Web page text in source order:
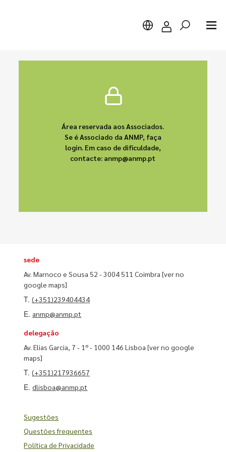
Área reservada aos Associados.
Se é Associado da ANMP, faça
login. Em caso de dificuldade,
contacte: anmp@anmp.pt
sede
Av. Marnoco e Sousa 52 - 3004 511 Coimbra[ver no
google maps]
T.(+351)239404434
E. anmp@anmp.pt
delegação
Av. Elias Garcia, 7 - 1º - 1000 146 Lisboa[ver no google
maps]
T.(+351)217936657
E.dlisboa@anmp.pt
Sugestões
Questões frequentes
Política de Privacidade